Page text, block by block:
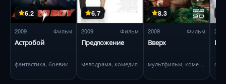
6.2
2009 Фильм
Астробой
фантастика, боевик
6.7
2009 Фильм
Предложение
мелодрама, комедия
8.3
2009 Фильм
Вверх
2009